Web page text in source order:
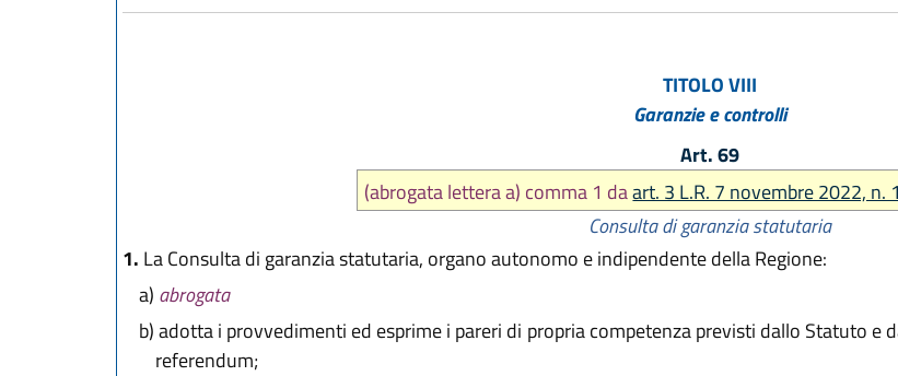
TITOLO VIII
Garanzie e controlli
Art. 69
(abrogata lettera a) comma 1 daart. 3 L.R. 7 novembre 2022, n.
Consulta di garanzia statutaria
1. La Consulta di garanzia statutaria, organo autonomo e indipendente della Regione:
a) abrogata
b)adotta i provvedimenti ed esprime i pareri di propria competenza previsti dallo Statuto e
referendum;